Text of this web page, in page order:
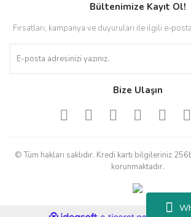
Bültenimize Kayıt Ol!
Fırsatları, kampanya ve duyuruları ile ilgili e-
Bize Ulaşın
© Tüm hakları saklıdır. Kredi kartı bilgileriniz
korunmaktadır.